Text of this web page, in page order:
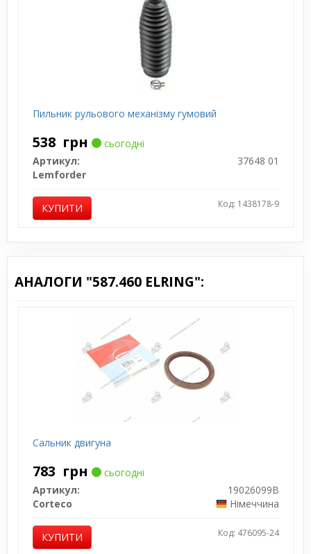
Пильник рульового механізму гумовий
538 грн
сьогодні
Артикул:
37648 01
Lemforder
КУПИТИ Код: 1438178-9
АНАЛОГИ "587.460 ELRING":
Сальник двигуна
783 грн
сьогодні
Артикул:
19026099B
Corteco
Німеччина
КУПИТИ Код: 476095-24